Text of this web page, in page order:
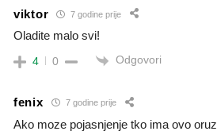
viktor 7 godine prije
Oladite malo svi!
4 0 Odgovori
fenix 7 godine prije
Ako moze pojasnjenje tko ima ovo